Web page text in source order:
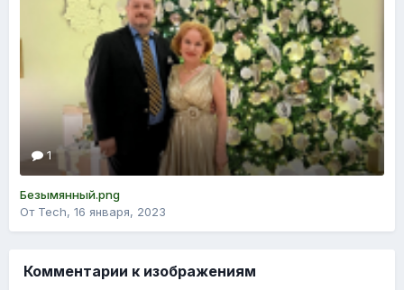
1
Безымянный.png
От Tech, 16 января, 2023
Комментарии к изображениям